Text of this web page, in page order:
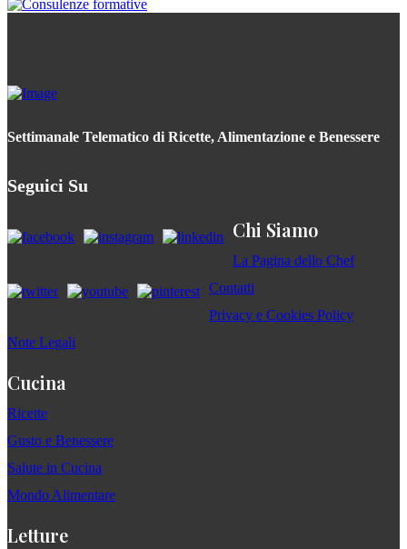
Settimanale Telematico di Ricette, Alimentazione e Benessere
Seguici Su
Chi Siamo
La Pagina dello Chef
Contatti
Privacy e Cookies Policy
Note Legali
Cucina
Ricette
Gusto e Benessere
Salute in Cucina
Mondo Alimentare
Letture